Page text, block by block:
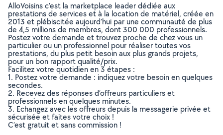
AlloVoisins c’est la marketplace leader dédiée aux
prestations de services et à la location de matériel, créée en
2013 et plébiscitée aujourd’hui par une communauté de plus
de 4,5 millions de membres, dont 300 000 professionnels.
Postez votre demande et trouvez proche de chez vous un
particulier ou un professionnel pour réaliser toutes vos
prestations, du plus petit besoin aux plus grands projets,
pour un bon rapport qualité/prix.
Facilitez votre quotidien en 3 étapes :
1. Postez votre demande : indiquez votre besoin en quelques
secondes.
2. Recevez des réponses d’offreurs particuliers et
professionnels en quelques minutes.
3. Echangez avec les offreurs depuis la messagerie privée et
sécurisée et faites votre choix !
C’est gratuit et sans commission !